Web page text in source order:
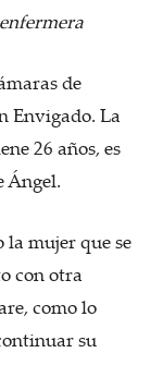
de
Envigado. La
26 años, es
Ángel.
la mujer que se
con otra
como lo
su